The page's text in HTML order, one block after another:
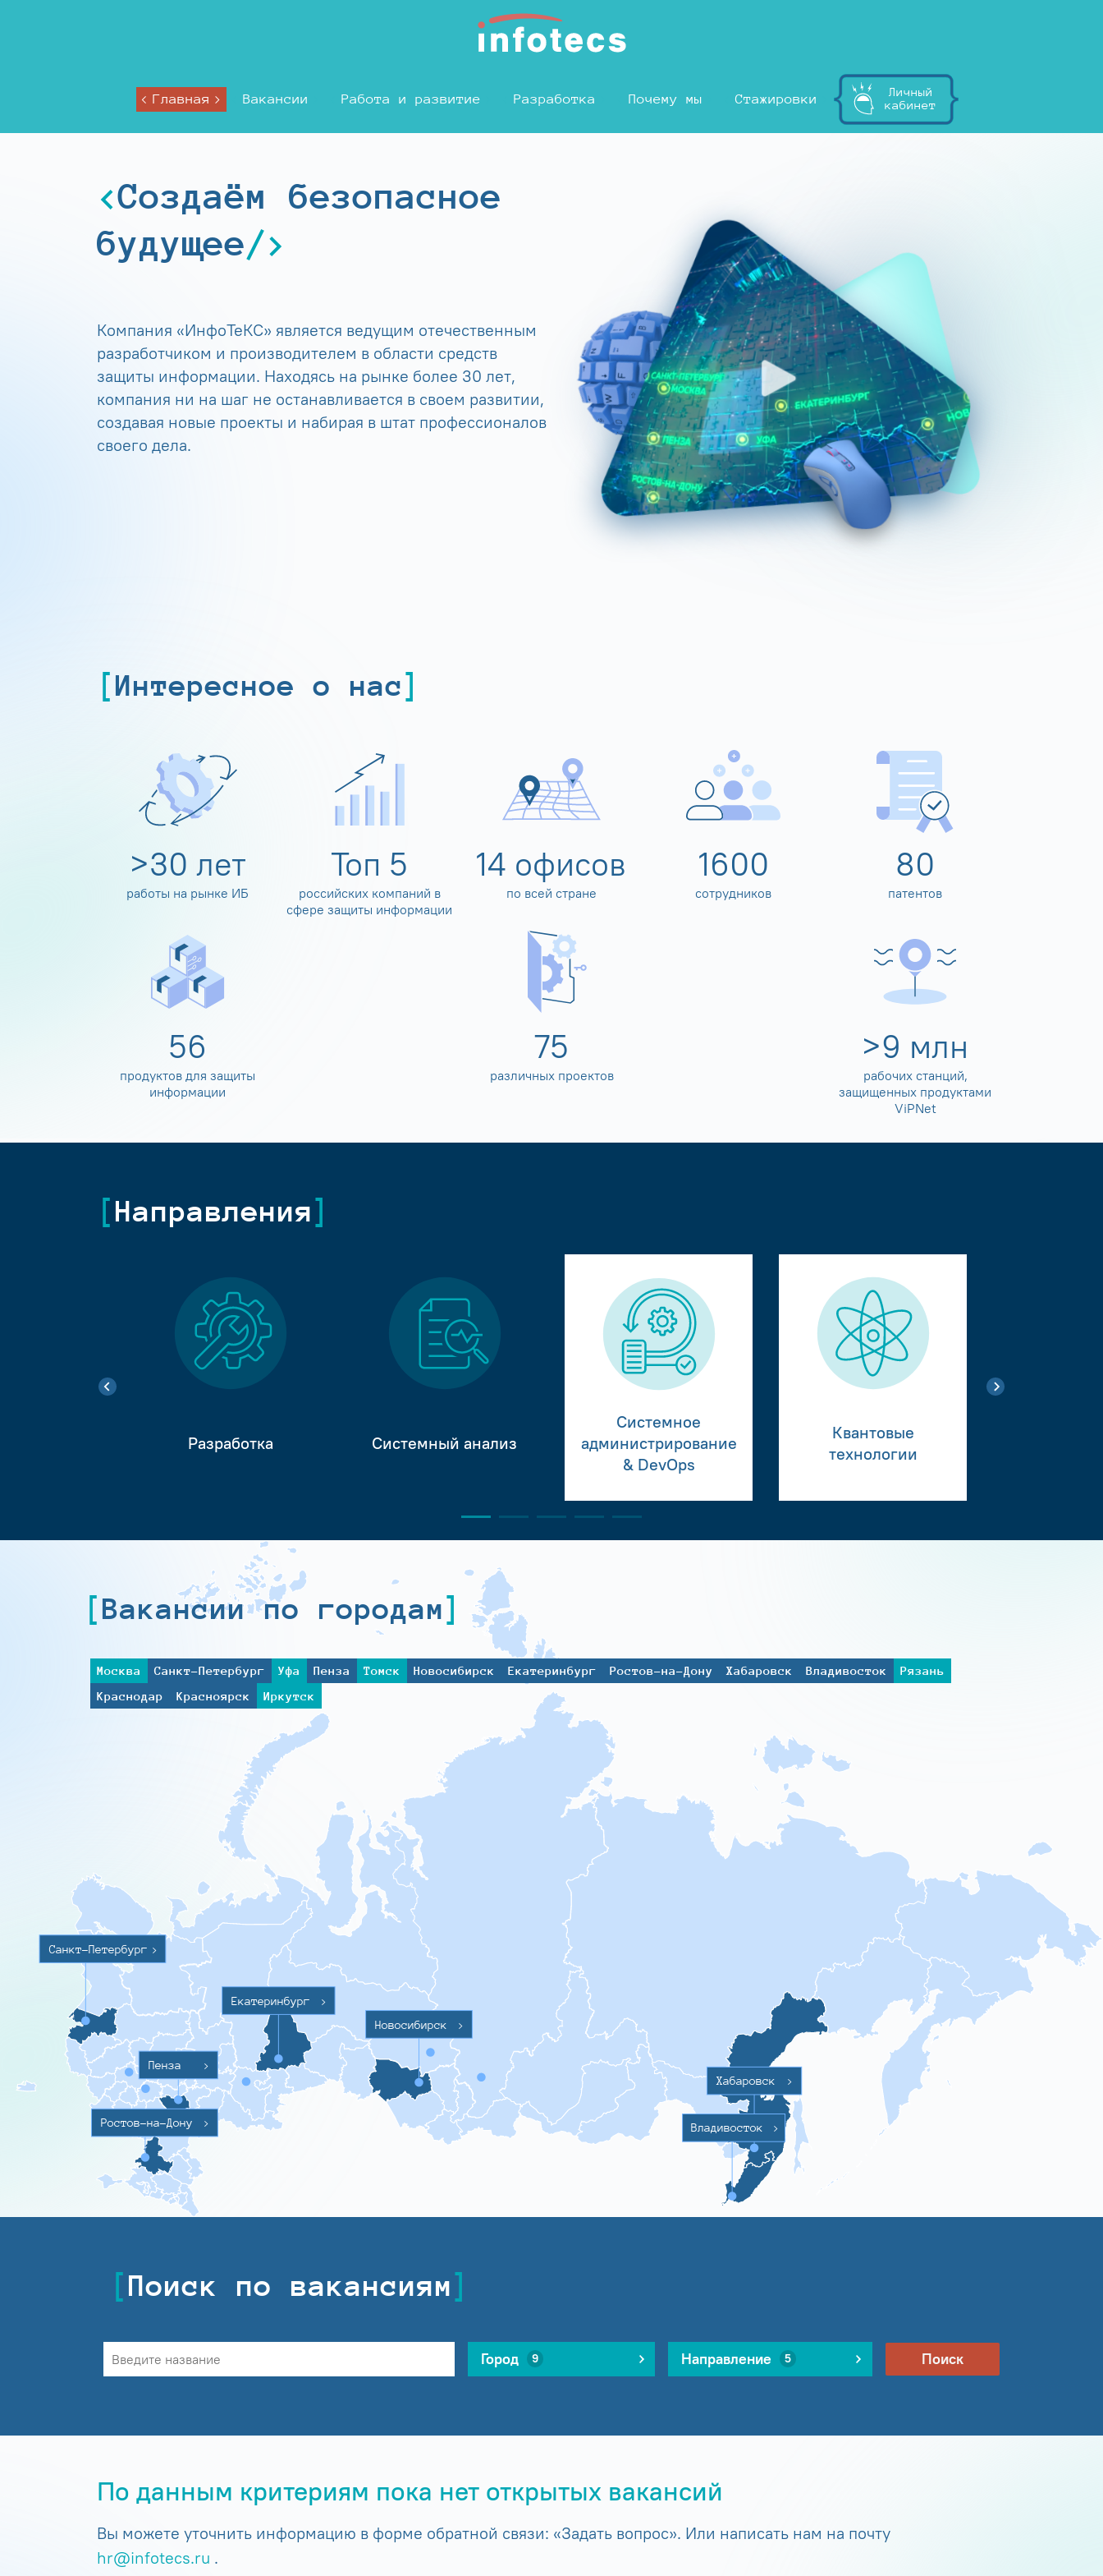
Главная Вакансии Работа и развитие Разработка Почему мы Стажировки
Личный
кабинет
Создаём безопасное
будущее
Компания «ИнфоТеКС» является ведущим отечественным
разработчиком и производителем в области средств
защиты информации. Находясь на рынке более 30 лет,
компания ни на шаг не останавливается в своем развитии,
создавая новые проекты и набирая в штат профессионалов
своего дела.
Интересное о нас
>30 лет
работы на рынке ИБ
Топ 5
российских компаний в
сфере защиты информации
14 офисов
по всей стране
1600
сотрудников
80
патентов
60
продуктов для защиты
информации
80
различных проектов
>10 млн
рабочих станций,
защищенных продуктами
ViPNet
Направления
Разработка Системный анализ
Системное
администрирование
& DevOps
Квантовые
технологии
Вакансии по городам
Москва Санкт-Петербург Уфа Пенза Томск Новосибирск Екатеринбург Ростов-на-Дону Хабаровск Владивосток
Рязань
Краснодар
Красноярск Иркутск
Санкт-Петербург >
Ростов-на-Дону >
Пенза >
Екатеринбург
>
Новосибирск
>
Хабаровск >
Владивосток >
Поиск по вакансиям
Город 9 Направление 5 Поиск
По данным критериям пока нет открытых вакансий
Вы можете уточнить информацию в форме обратной связи: «Задать вопрос». Или написать нам на почту
hr@infotecs.ru .